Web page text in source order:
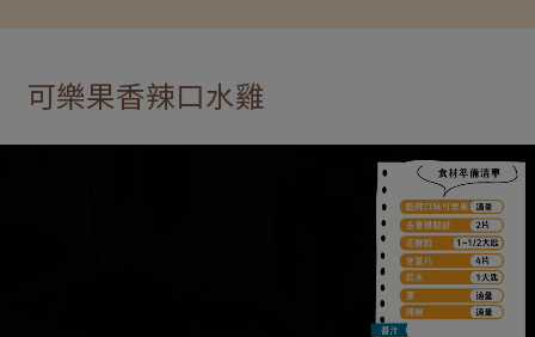
可樂果香辣口水雞